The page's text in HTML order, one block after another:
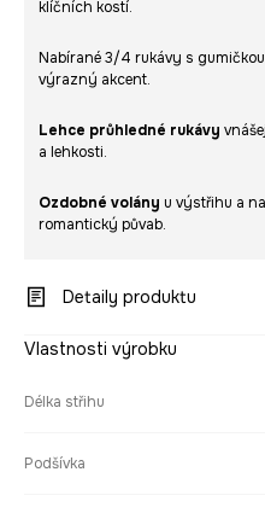
klíčních kostí.
Nabírané 3/4 rukávy s
výrazný akcent.
Lehce průhledné rukávy
a lehkosti.
Ozdobné volány u výstřihu a
romantický půvab.
Detaily produktu
Vlastnosti výrobku
Délka střihu
Podšívka